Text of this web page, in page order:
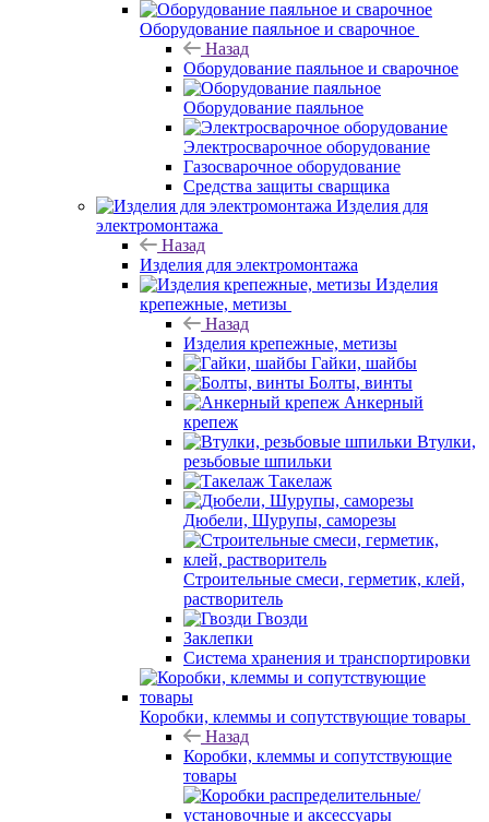
Оборудование паяльное и сварочное
Назад
Оборудование паяльное и сварочное
Оборудование паяльное
Электросварочное оборудование
Газосварочное оборудование
Средства защиты сварщика
Изделия для
электромонтажа
Назад
Изделия для электромонтажа
Изделия
крепежные, метизы
Назад
Изделия крепежные, метизы
Гайки, шайбы
Болты, винты
Анкерный
крепеж
Втулки,
резьбовые шпильки
Такелаж
Дюбели, Шурупы, саморезы
Строительные смеси, герметик, клей,
растворитель
Гвозди
Заклепки
Система хранения и транспортировки
Коробки, клеммы и сопутствующие товары
Назад
Коробки, клеммы и сопутствующие
товары